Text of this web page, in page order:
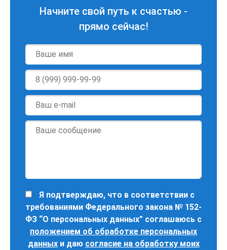
Начните свой путь к счастью -
прямо сейчас!
Имя
*
Телефон
*
E-
mail
*Сообщение
Персональные
данные
*
Я подтверждаю, что в соответствии с
требованиями Федерального закона № 152-
ФЗ “О персональных данных” соглашаюсь с
положением об обработке персональных
данныхи даю согласие на обработку моих